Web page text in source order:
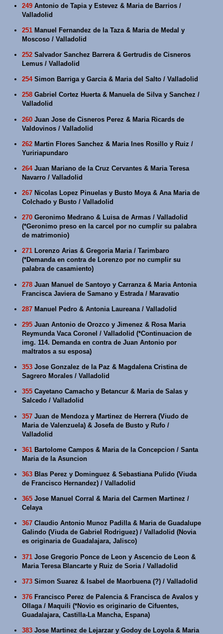
249 Antonio de Tapia y Estevez & Maria de Barrios /
Valladolid
251 Manuel Fernandez de la Taza & Maria de Medal y
Moscoso / Valladolid
252 Salvador Sanchez Barrera & Gertrudis de Cisneros
Lemus / Valladolid
254Simon Barriga y Garcia & Maria del Salto / Valladolid
258 Gabriel Cortez Huerta & Manuela de Silva y Sanchez /
Valladolid
260 Juan Jose de Cisneros Perez & Maria Ricards de
Valdovinos / Valladolid
262 Martin Flores Sanchez & Maria Ines Rosillo y Ruiz /
Yuririapundaro
264Juan Mariano de la Cruz Cervantes & Maria Teresa
Navarro / Valladolid
267 Nicolas Lopez Pinuelas y Busto Moya & Ana Maria de
Colchado y Busto / Valladolid
270 Geronimo Medrano & Luisa de Armas / Valladolid
(*Geronimo preso en la carcel por no cumplir su palabra
de matrimonio)
271 Lorenzo Arias & Gregoria Maria / Tarimbaro
(*Demanda en contra de Lorenzo por no cumplir su
palabra de casamiento)
278 Juan Manuel de Santoyo y Carranza & Maria Antonia
Francisca Javiera de Samano y Estrada / Maravatio
287 Manuel Pedro & Antonia Laureana / Valladolid
295 Juan Antonio de Orozco y Jimenez & Rosa Maria
Reymunda Vaca Coronel / Valladolid (*Continuacion de
img. 114. Demanda en contra de Juan Antonio por
maltratos a su esposa)
353 Jose Gonzalez de la Paz & Magdalena Cristina de
Sagrero Morales / Valladolid
355 Cayetano Camacho y Betancur & Maria de Salas y
Salcedo / Valladolid
357 Juan de Mendoza y Martinez de Herrera (Viudo de
Maria de Valenzuela) & Josefa de Busto y Rufo /
Valladolid
361 Bartolome Campos & Maria de la Concepcion / Santa
Maria de la Asuncion
363 Blas Perez y Dominguez & Sebastiana Pulido (Viuda
de Francisco Hernandez) / Valladolid
365 Jose Manuel Corral & Maria del Carmen Martinez /
Celaya
367 Claudio Antonio Munoz Padilla & Maria de Guadalupe
Galindo (Viuda de Gabriel Rodriguez) / Valladolid (Novia
es originaria de Guadalajara, Jalisco)
371 Jose Gregorio Ponce de Leon y Ascencio de Leon &
Maria Teresa Blancarte y Ruiz de Soria / Valladolid
373 Simon Suarez & Isabel de Maorbuena (?) / Valladolid
376 Francisco Perez de Palencia & Francisca de Avalos y
Ollaga / Maquili (*Novio es originario de Cifuentes,
Guadalajara, Castilla-La Mancha, Espana)
383 Jose Martinez de Lejarzar y Godoy de Loyola & Maria